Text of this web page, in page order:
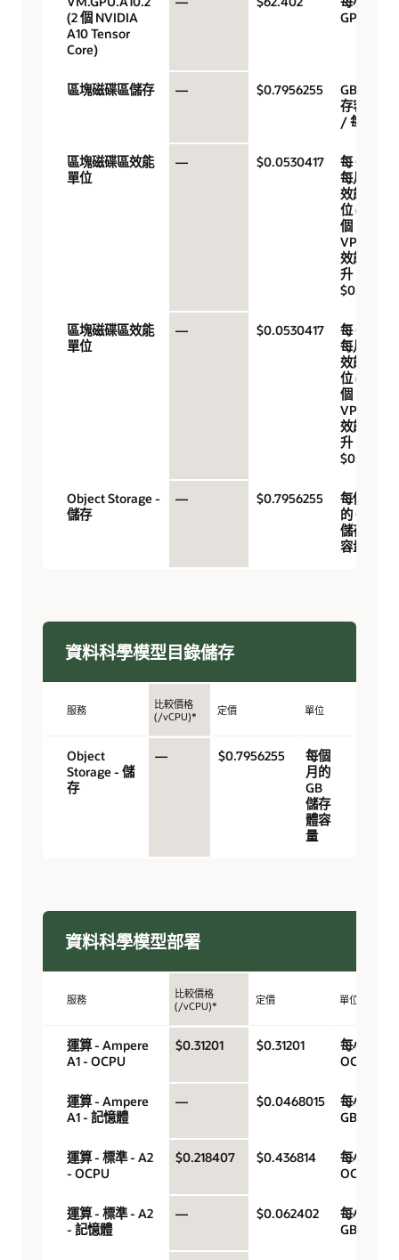
(2 個 NVIDIA
A10 Tensor
Core)
GPU
區塊磁碟區儲存 — $0.7956255
GB 儲
存容量
/ 每月
區塊磁碟區效能
單位
— $0.0530417
每 GB /
每月的
效能單
位 (10
個
VPU，
效能提
升
$0.017)
區塊磁碟區效能
單位
— $0.0530417
每 GB /
每月的
效能單
位 (10
個
VPU，
效能提
升
$0.017)
Object Storage -
儲存
— $0.7956255
每個月
的 GB
儲存體
容量
資料科學模型目錄儲存
服務
比較價格
(/vCPU)*
定價 單位
Object
Storage - 儲
存
— $0.7956255
每個
月的
GB
儲存
體容
量
資料科學模型部署
服務
比較價格
(/vCPU)*
定價 單位
運算 - Ampere
A1 - OCPU
$0.31201 $0.31201
每小時
OCPU
運算 - Ampere
A1 - 記憶體
— $0.0468015
每小時
GB
運算 - 標準 - A2
- OCPU
$0.218407 $0.436814
每小時
OCPU
運算 - 標準 - A2
- 記憶體
— $0.062402
每小時
GB